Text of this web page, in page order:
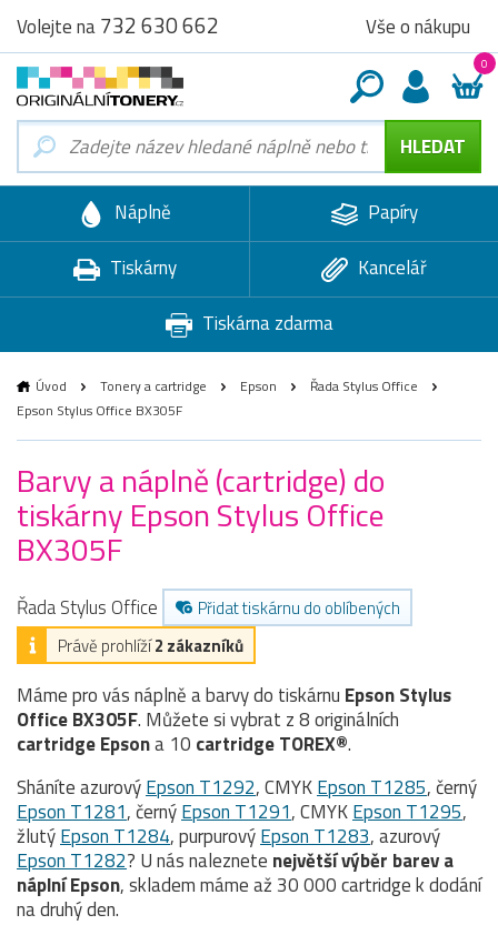
Volejte na732 630 662 Vše o nákupu
0
Náplně
Papíry
Tiskárny
Kancelář
Tiskárna zdarma
Úvod Tonery a cartridge Epson
Řada Stylus Office
Epson Stylus Office BX305F
Barvy a náplně (cartridge) do
tiskárny Epson Stylus Office
BX305F
Řada Stylus Office
Přidat tiskárnu do oblíbených
Právě prohlíží2 zákazníků
Máme pro vás náplně a barvy do tiskárnu Epson Stylus
Office BX305F. Můžete si vybrat z 8 originálních
cartridgeEpsona 10 cartridge TOREX®.
Sháníte azurovýEpson T1292, CMYKEpson T1285, černý
Epson T1281, černýEpson T1291, CMYKEpson T1295,
žlutýEpson T1284, purpurovýEpson T1283, azurový
Epson T1282? U nás naleznete největší výběr barev a
náplní Epson, skladem máme až 30 000 cartridge k dodání
na druhý den.